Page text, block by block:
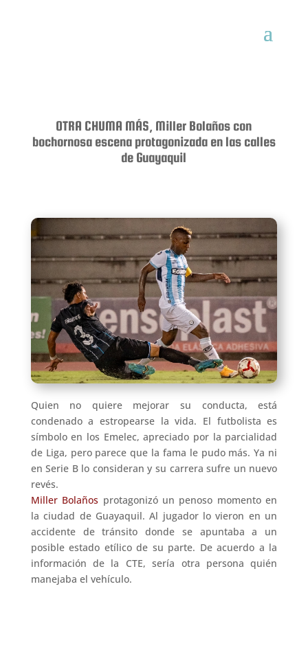
OTRA CHUMA MÁS, Miller Bolaños con
bochornosa escena protagonizada en las calles
de Guayaquil
Quien no quiere mejorar su conducta, está
condenado a estropearse la vida. El futbolista es
símbolo en los Emelec, apreciado por la parcialidad
de Liga, pero parece que la fama le pudo más. Ya ni
en Serie B lo consideran y su carrera sufre un nuevo
revés.
Miller Bolaños protagonizó un penoso momento en
la ciudad de Guayaquil. Al jugador lo vieron en un
accidente de tránsito donde se apuntaba a un
posible estado etílico de su parte. De acuerdo a la
información de la CTE, sería otra persona quién
manejaba el vehículo.